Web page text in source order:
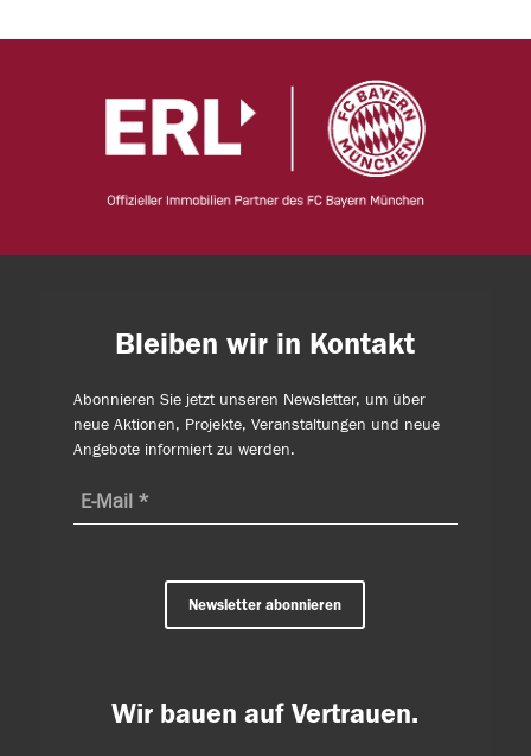
Bleiben wir in Kontakt
Abonnieren Sie jetzt unseren Newsletter, um über
neue Aktionen, Projekte, Veranstaltungen und neue
Angebote informiert zu werden.
Newsletter abonnieren
Wir bauen auf Vertrauen.